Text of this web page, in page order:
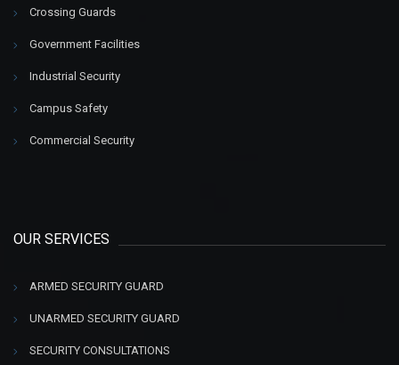
Crossing Guards
Government Facilities
Industrial Security
Campus Safety
Commercial Security
OUR SERVICES
ARMED SECURITY GUARD
UNARMED SECURITY GUARD
SECURITY CONSULTATIONS